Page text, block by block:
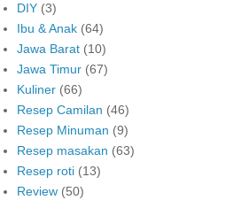
DIY (3)
Ibu & Anak (64)
Jawa Barat (10)
Jawa Timur (67)
Kuliner (66)
Resep Camilan (46)
Resep Minuman (9)
Resep masakan (63)
Resep roti (13)
Review (50)